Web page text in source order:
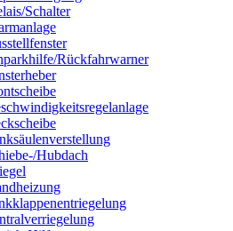
Schalter
Rückfahrwarner
Hubdach